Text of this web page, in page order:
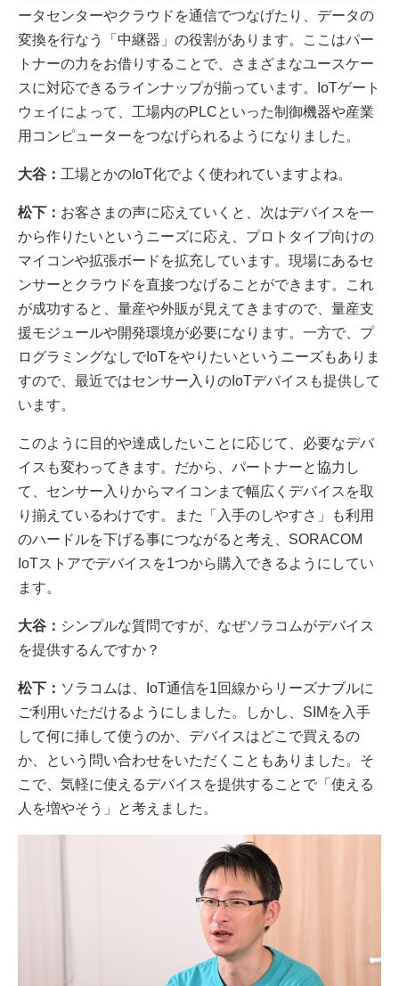
ータセンターやクラウドを通信でつなげたり、データの
変換を行なう「中継器」の役割があります。ここはパー
トナーの力をお借りすることで、さまざまなユースケー
スに対応できるラインナップが揃っています。IoTゲート
ウェイによって、工場内のPLCといった制御機器や産業
用コンピューターをつなげられるようになりました。
大谷： 工場とかのIoT化でよく使われていますよね。
松下： お客さまの声に応えていくと、次はデバイスを一
から作りたいというニーズに応え、プロトタイプ向けの
マイコンや拡張ボードを拡充しています。現場にあるセ
ンサーとクラウドを直接つなげることができます。これ
が成功すると、量産や外販が見えてきますので、量産支
援モジュールや開発環境が必要になります。一方で、プ
ログラミングなしでIoTをやりたいというニーズもありま
すので、最近ではセンサー入りのIoTデバイスも提供して
います。
このように目的や達成したいことに応じて、必要なデバ
イスも変わってきます。だから、パートナーと協力し
て、センサー入りからマイコンまで幅広くデバイスを取
り揃えているわけです。また「入手のしやすさ」も利用
のハードルを下げる事につながると考え、SORACOM
IoTストアでデバイスを1つから購入できるようにしてい
ます。
大谷： シンプルな質問ですが、なぜソラコムがデバイス
を提供するんですか？
松下： ソラコムは、IoT通信を1回線からリーズナブルに
ご利用いただけるようにしました。しかし、SIMを入手
して何に挿して使うのか、デバイスはどこで買えるの
か、という問い合わせをいただくこともありました。そ
こで、気軽に使えるデバイスを提供することで「使える
人を増やそう」と考えました。